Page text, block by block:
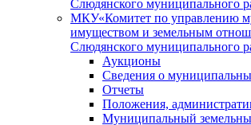
Слюдянского муниципального
МКУ«Комитет по управлению
имуществом и земельным
Слюдянского муниципального
Аукционы
Сведения о
Отчеты
Положения,
Муниципальный